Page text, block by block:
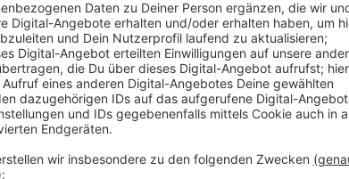
Das Rezept: "Strudel von Wurzelgemüse und
Anzeige
Zutaten:
Olivenöl